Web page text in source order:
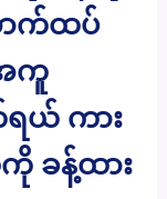
ာက်ထပ်
အကူ
ယ် ကား
ခန့်ထား